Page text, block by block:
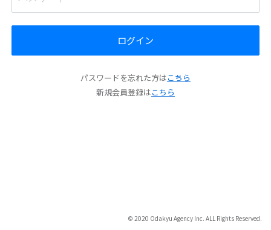
ログイン
パスワードを忘れた方はこちら
新規会員登録はこちら
© 2020 Odakyu Agency Inc. ALL Rights Reserved.